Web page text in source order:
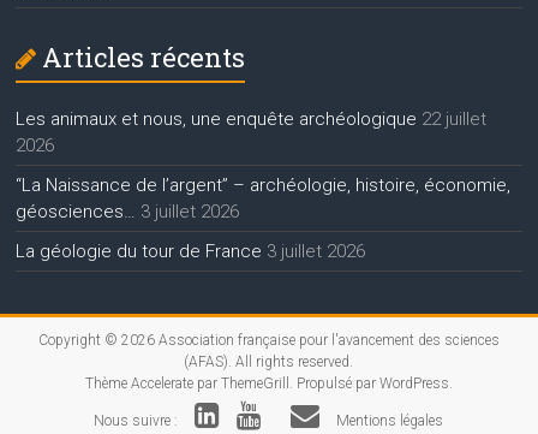
Articles récents
Les animaux et nous, une enquête archéologique 22 juillet
2026
“La Naissance de l’argent” – archéologie, histoire, économie,
géosciences…
3 juillet 2026
La géologie du tour de France 3 juillet 2026
Copyright © 2026 Association française pour l'avancement des sciences
(AFAS) . All rights reserved.
Thème Acceleratepar ThemeGrill. Propulsé par WordPress
Nous suivre : Mentions légales